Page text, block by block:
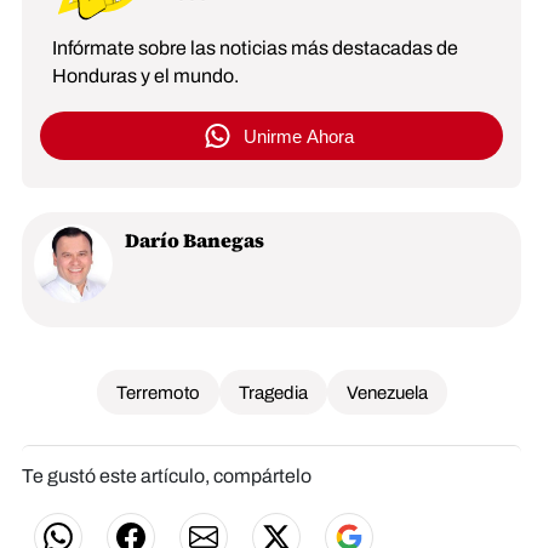
Infórmate sobre las noticias más destacadas de
Honduras y el mundo.
Unirme Ahora
Darío Banegas
Terremoto Tragedia Venezuela
Te gustó este artículo, compártelo